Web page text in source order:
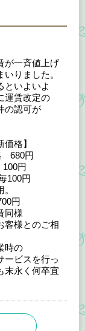
が一斉値上げ
りました。
といよいよ
運賃改定の
の認可が
】
680円
円
100円
円
同様
客様とのご相
時の
ービスを行っ
末永く何卒宜